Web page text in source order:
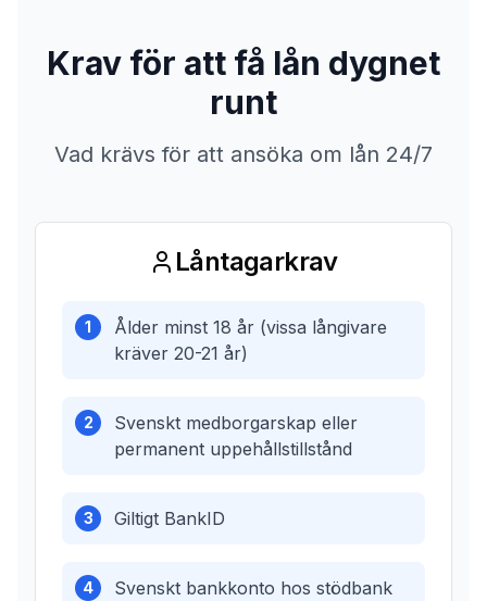
Krav för att få lån dygnet
runt
Vad krävs för att ansöka om lån 24/7
Låntagarkrav
1
Ålder minst 18 år (vissa långivare
kräver 20-21 år)
2
Svenskt medborgarskap eller
permanent uppehållstillstånd
3 Giltigt BankID
4
Svenskt bankkonto hos stödbank